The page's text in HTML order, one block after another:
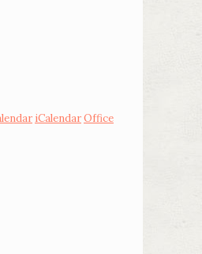
iCalendarOffice